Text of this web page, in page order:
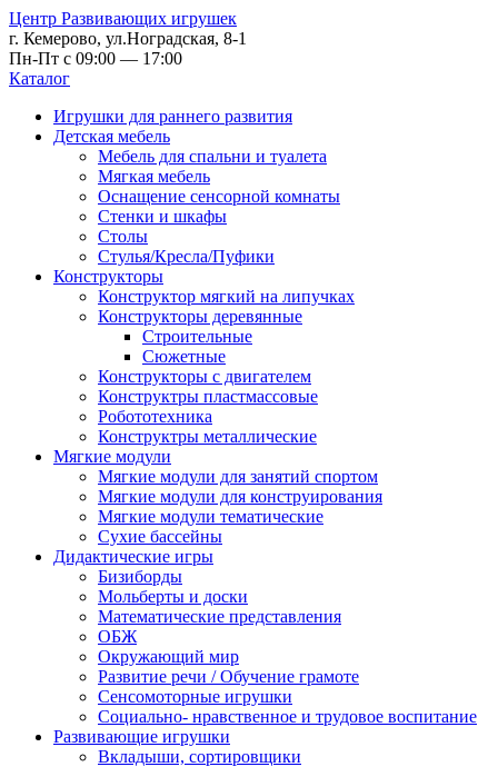
Центр Развивающих игрушек
г. Кемерово, ул.Ноградская, 8-1
Пн-Пт с 09:00 — 17:00
Каталог
Игрушки для раннего развития
Детская мебель
Мебель для спальни и туалета
Мягкая мебель
Оснащение сенсорной комнаты
Стенки и шкафы
Столы
Стулья/Кресла/Пуфики
Конструкторы
Конструктор мягкий на липучках
Конструкторы деревянные
Строительные
Сюжетные
Конструкторы с двигателем
Конструктры пластмассовые
Робототехника
Конструктры металлические
Мягкие модули
Мягкие модули для занятий спортом
Мягкие модули для конструирования
Мягкие модули тематические
Сухие бассейны
Дидактические игры
Бизиборды
Мольберты и доски
Математические представления
ОБЖ
Окружающий мир
Развитие речи / Обучение грамоте
Сенсомоторные игрушки
Социально- нравственное и трудовое воспитание
Развивающие игрушки
Вкладыши, сортировщики